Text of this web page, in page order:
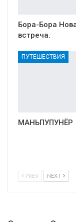
Бора-Бора
встреча.
ПУТЕШЕСТВИЯ
МАНЬПУПУНЁР
PREV NEXT